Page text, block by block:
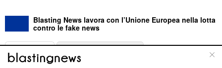
Blasting News lavora con l’Unione Europea nella lotta
contro le fake news
ABOUT